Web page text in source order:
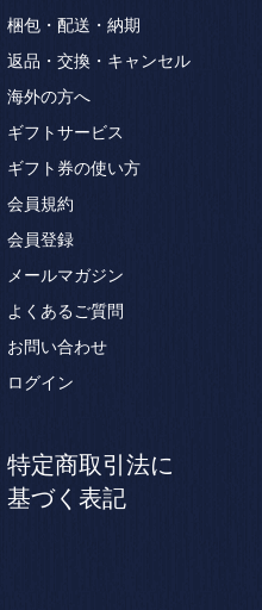
梱包・配送・納期
返品・交換・キャンセル
海外の方へ
ギフトサービス
ギフト券の使い方
会員規約
会員登録
メールマガジン
よくあるご質問
お問い合わせ
ログイン
特定商取引法に
基づく表記